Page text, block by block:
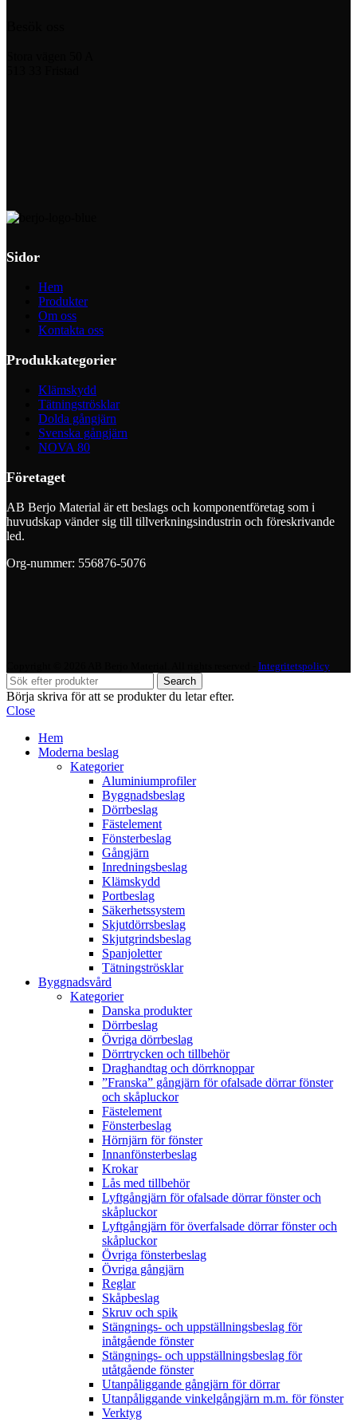
Sidor
Hem
Produkter
Om oss
Kontakta oss
Produkkategorier
Klämskydd
Tätningströsklar
Dolda gångjärn
Svenska gångjärn
NOVA 80
Företaget
AB Berjo Material är ett beslags och komponentföretag som i
huvudskap vänder sig till tillverkningsindustrin och föreskrivande
led.
Org-nummer: 556876-5076
Integritetspolicy
Search
Börja skriva för att se produkter du letar efter.
Close
Hem
Moderna beslag
Kategorier
Aluminiumprofiler
Byggnadsbeslag
Dörrbeslag
Fästelement
Fönsterbeslag
Gångjärn
Inredningsbeslag
Klämskydd
Portbeslag
Säkerhetssystem
Skjutdörrsbeslag
Skjutgrindsbeslag
Spanjoletter
Tätningströsklar
Byggnadsvård
Kategorier
Danska produkter
Dörrbeslag
Övriga dörrbeslag
Dörrtrycken och tillbehör
Draghandtag och dörrknoppar
”Franska” gångjärn för ofalsade dörrar fönster
och skåpluckor
Fästelement
Fönsterbeslag
Hörnjärn för fönster
Innanfönsterbeslag
Krokar
Lås med tillbehör
Lyftgångjärn för ofalsade dörrar fönster och
skåpluckor
Lyftgångjärn för överfalsade dörrar fönster och
skåpluckor
Övriga fönsterbeslag
Övriga gångjärn
Reglar
Skåpbeslag
Skruv och spik
Stängnings- och uppställningsbeslag för
inåtgående fönster
Stängnings- och uppställningsbeslag för
utåtgående fönster
Utanpåliggande gångjärn för dörrar
Utanpåliggande vinkelgångjärn m.m. för fönster
Verktyg